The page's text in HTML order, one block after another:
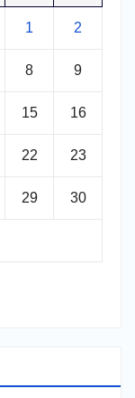
1 2
8 9
15 16
22 23
29 30